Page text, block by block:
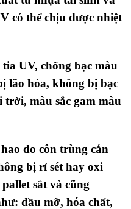
có thể chịu được nhiệt
UV, chống bạc màu
lão hóa, không bị bạc
màu sắc gam màu
do côn trùng cắn
bị rỉ sét hay oxi
sắt và cũng
dầu mỡ, hóa chất,